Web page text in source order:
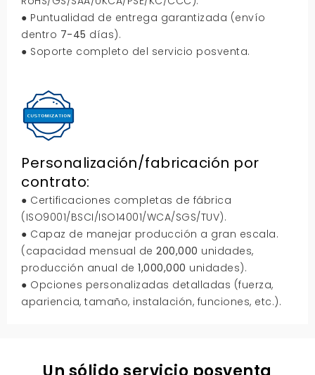
● Puntualidad de entrega garantizada (envío
dentro 7-45 días).
● Soporte completo del servicio posventa.
Personalización/fabricación por
contrato:
● Certificaciones completas de fábrica
(ISO9001/BSCI/ISO14001/WCA/SGS/TUV).
● Capaz de manejar producción a gran escala.
(capacidad mensual de 200,000 unidades,
producción anual de 1,000,000 unidades).
● Opciones personalizadas detalladas (fuerza,
apariencia, tamaño, instalación, funciones, etc.).